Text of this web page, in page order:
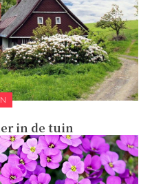
in de tuin